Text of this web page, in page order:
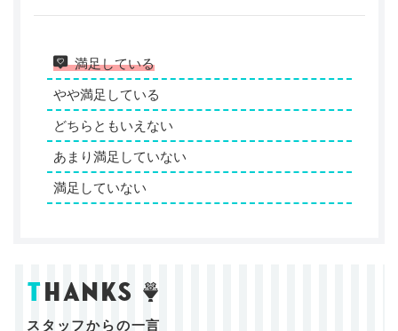
満足している
やや満足している
どちらともいえない
あまり満足していない
満足していない
thanks
スタッフからの一言